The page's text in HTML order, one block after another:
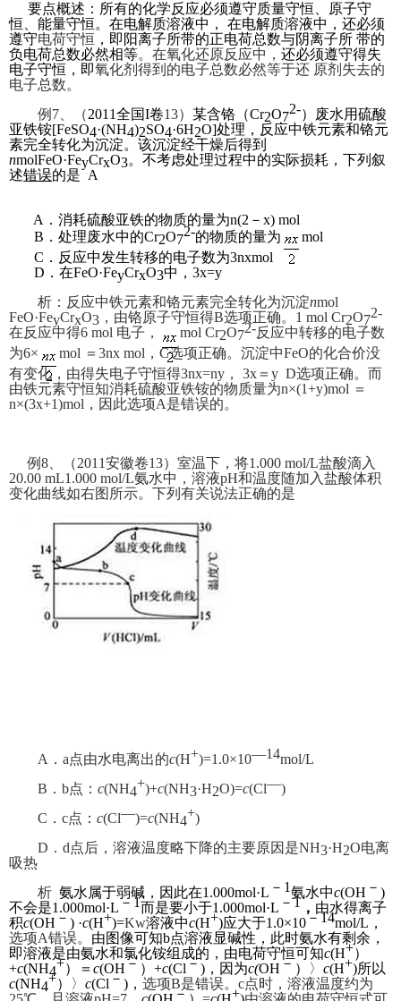
要点概述：所有的化学反应必须遵守质量守恒、原子守
恒、能量守恒。在电解质溶液中， 在电解质溶液中，还必须
遵守电荷守恒 ，即阳离子所带的正电荷总数与阴离子所 带的
负电荷总数必然相等。在氧化还原反应中， 还必须遵守得失
电子守恒，即氧化剂得到的电子总数必然等于还 原剂失去的
电子总数。
例7、（2011全国I卷13） 某含铬（Cr2O7
2-）废水用硫酸
亚铁铵[FeSO4·(NH4)2SO4·6H2O]处理，反应中铁元素和铬元
素完全转化为沉淀。该沉淀经干燥后得到
nmolFeO·FeyCrxO3。不考虑处理过程中的实际损耗，下列叙
述错误的是 A
A．消耗硫酸亚铁的物质的量为n(2－x) mol
B．处理废水中的Cr2O7
2-的物质的量为
mol
C．反应中发生转移的电子数为3nxmol
D．在FeO·FeyCrxO3中，3x=y
析： 反应中铁元素和铬元素完全转化为沉淀nmol
FeO·FeyCrxO3 ， 由铬原子守恒得B选项正确。1 mol Cr2O72-
在反 应中得6 mol 电子， mol Cr2O72-反 应中转移的电子数
为6× mol ＝3nx mol，C选项正确。沉淀中FeO的化合价没
有变化，由得失电子守恒得3nx=ny， 3x＝y D选项正确。 而
由铁元素守恒知消耗硫酸亚铁铵的物质量为n×(1+y)mol ＝
n×(3x+1)mol，因此选项A是错误的。
例8、（2011安徽卷13）室温下，将1.000 mol/L盐酸滴入
20.00 mL1.000 mol/L氨水中，溶液pH和温度随加入盐酸体积
变化曲线如右图所示。下列有关说法正确的是
A．a点由水电离出的c(H+)=1.0×10—14mol/L
B．b点： c(NH4
+)+c(NH3·H2O)=c(Cl—)
C．c点： c(Cl—)=c(NH4
+)
D．d点后，溶液温度略下降的主要原因是NH3·H2O电离
吸热
析 氨水属于弱碱，因此在1.000mol·L －1氨水中c(OH － )
不会是1.000mol·L－1而是要小于1.000mol·L －1 ， 由水得离子
积c(OH－) ·c(H+)=Kw溶液中c(H+)应大于1.0×10－14mol/L，
选项A错误。 由图像可知b点溶液显碱性，此时氨水有剩余，
即溶液是由氨水和氯化铵组成的，由电荷守恒可知c(H+）
+c(NH4
+）＝ c(OH－ ）+c(Cl－)，因为c(OH －） 〉 c(H+)所以
c(NH4
+） 〉 c(Cl－) ， 选项B是错误。c点时，溶液温度约为
－ +